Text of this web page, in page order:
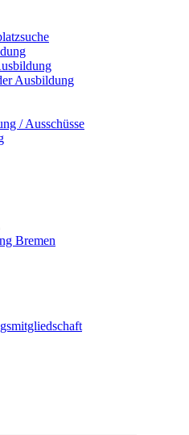
Ausbildung
/ Ausschüsse